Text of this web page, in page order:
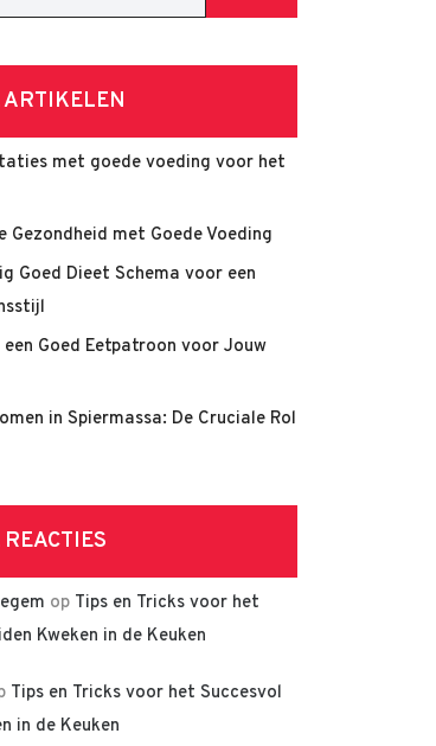
ARTIKELEN
met goede voeding voor het
Gezondheid met Goede Voeding
Goed Dieet Schema voor een
Goed Eetpatroon voor Jouw
in Spiermassa: De Cruciale Rol
op Tips en Tricks voor het
Kweken in de Keuken
Tips en Tricks voor het Succesvol
in de Keuken